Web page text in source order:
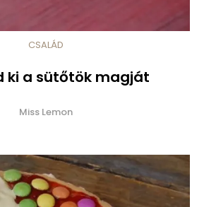
CSALÁD
ki a sütőtök magját
Miss Lemon